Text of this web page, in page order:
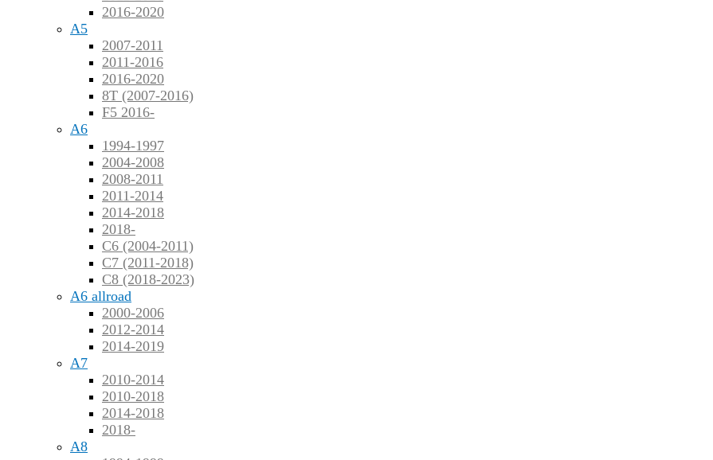
2016-2020
A5
2007-2011
2011-2016
2016-2020
8T (2007-2016)
F5 2016-
A6
1994-1997
2004-2008
2008-2011
2011-2014
2014-2018
2018-
C6 (2004-2011)
C7 (2011-2018)
C8 (2018-2023)
A6 allroad
2000-2006
2012-2014
2014-2019
A7
2010-2014
2010-2018
2014-2018
2018-
A8